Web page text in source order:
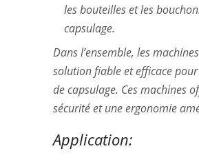
les bouteilles et les
capsulage.
Dans l’ensemble, les
solution fiable et efficace
de capsulage. Ces machines
sécurité et une ergonomie
Application: